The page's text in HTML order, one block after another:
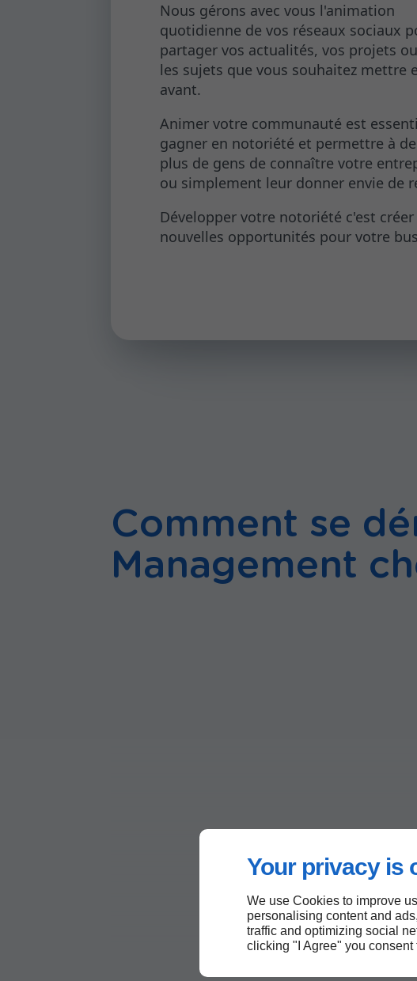
Your privacy is
We use Cookies to improve
personalising content and
traffic and optimizing social
clicking "I Agree" you consent
Nous gérons avec vous l'animation
quotidienne de vos réseaux sociaux
partager vos actualités, vos projets
les sujets que vous souhaitez mettre
avant.
Animer votre communauté est
gagner en notoriété et permettre à
plus de gens de connaître votre
ou simplement leur donner envie de
Développer votre notoriété c'est créer
nouvelles opportunités pour votre
Comment se
Management